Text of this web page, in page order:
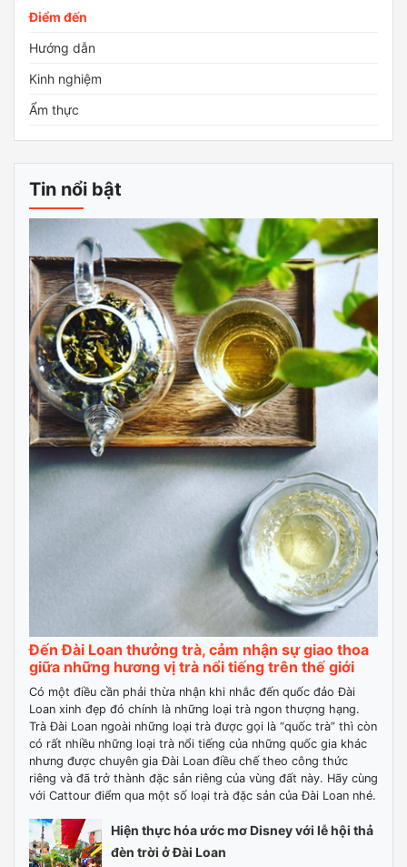
Điểm đến
Hướng dẫn
Kinh nghiệm
Ẩm thực
Tin nổi bật
Đến Đài Loan thưởng trà, cảm nhận sự giao thoa
giữa những hương vị trà nổi tiếng trên thế giới
Có một điều cần phải thừa nhận khi nhắc đến quốc đảo Đài
Loan xinh đẹp đó chính là những loại trà ngon thượng hạng.
Trà Đài Loan ngoài những loại trà được gọi là “quốc trà” thì còn
có rất nhiều những loại trà nổi tiếng của những quốc gia khác
nhưng được chuyên gia Đài Loan điều chế theo công thức
riêng và đã trở thành đặc sản riêng của vùng đất này. Hãy cùng
với Cattour điểm qua một số loại trà đặc sản của Đài Loan nhé.
Hiện thực hóa ước mơ Disney với lễ hội thả
đèn trời ở Đài Loan